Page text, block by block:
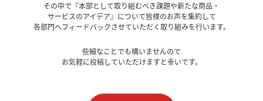
その中で『本部として取り組むべき課題や新たな商品・
サービスのアイデア』について皆様のお声を集約して
各部門へフィードバックさせていただく取り組みを行います。
些細なことでも構いませんので
お気軽に投稿していただけますと幸いです。